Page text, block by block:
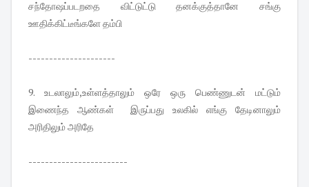
சந்தோஷப்படறதை விட்டுட்டு தனக்குத்தானே சங்கு
ஊதிக்கிட்டீங்களே தம்பி
---------------------
9. உடலாலும்,உள்ளத்தாலும் ஒரே ஒரு பெண்ணுடன் மட்டும்
இணைந்த ஆண்கள் இருப்பது உலகில் எங்கு தேடினாலும்
அரிதிலும் அரிதே
------------------------